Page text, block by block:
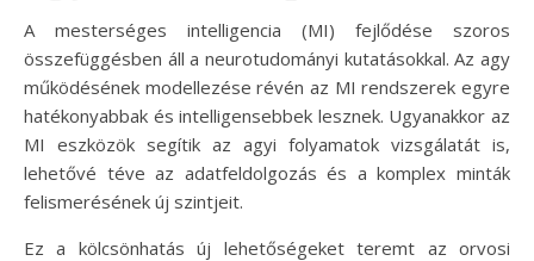
A mesterséges intelligencia (MI) fejlődése szoros
összefüggésben áll a neurotudományi kutatásokkal. Az agy
működésének modellezése révén az MI rendszerek egyre
hatékonyabbak és intelligensebbek lesznek. Ugyanakkor az
MI eszközök segítik az agyi folyamatok vizsgálatát is,
lehetővé téve az adatfeldolgozás és a komplex minták
felismerésének új szintjeit.
Ez a kölcsönhatás új lehetőségeket teremt az orvosi